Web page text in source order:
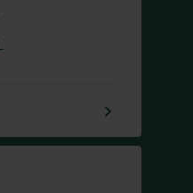
keyboard_arrow_right